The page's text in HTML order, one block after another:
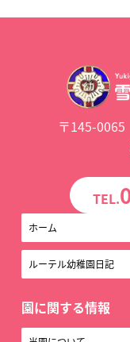
〒145-
TEL.
ホーム
ルーテル幼稚園日記
園に関する情報